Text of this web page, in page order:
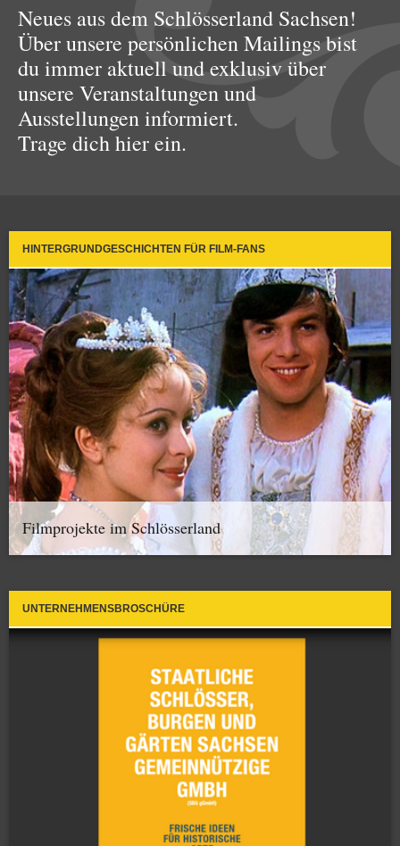
Neues aus dem Schlösserland Sachsen!
Über unsere persönlichen Mailings bist
du immer aktuell und exklusiv über
unsere Veranstaltungen und
Ausstellungen informiert.
Trage dich hier ein.
HINTERGRUNDGESCHICHTEN FÜR FILM-FANS
Filmprojekte im Schlösserland
UNTERNEHMENSBROSCHÜRE